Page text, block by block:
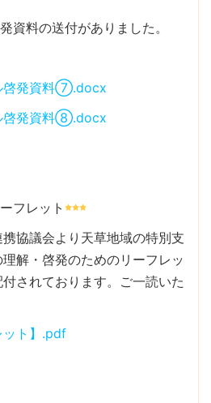
資料の送付がありました。
啓発資料⑦.docx
啓発資料⑧.docx
フレット
協議会より天草地域の特別支
解・啓発のためのリーフレッ
されております。ご一読いた
ット】.pdf